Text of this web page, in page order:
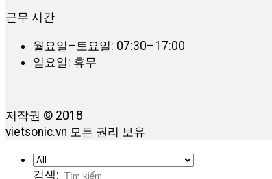
근무 시간
월요일–토요일: 07:30–17:00
일요일: 휴무
저작권 © 2018
vietsonic.vn 모든 권리 보유
검색: